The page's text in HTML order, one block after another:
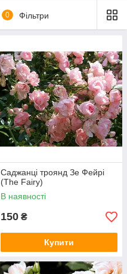
0 Фільтри
Саджанці троянд Зе Фейрі
(The Fairy)
В наявності
150 ₴
Купити